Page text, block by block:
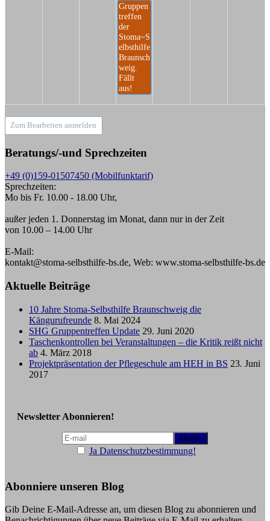
Gruppen
treffen
der
Stoma~S
elbsthilfe
Braunsch
weig.
Fällt
aus!
Zum Bearbeiten anmelden
Beratungs/-und Sprechzeiten
+49 (0)159-01507450 (Mobilfunktarif)
Sprechzeiten:
Mo bis Fr. 10.00 - 18.00 Uhr,
außer jeden 1. Donnerstag im Monat, dann nur in der Zeit
von 10.00 – 14.00 Uhr
E-Mail:
kontakt@stoma-selbsthilfe-bs.de, Web: www.stoma-selbsthilfe-bs.de
Aktuelle Beiträge
10 Jahre Stoma-Selbsthilfe Braunschweig die
Kängurufreunde 8. Mai 2024
SHG Gruppentreffen Update 29. Juni 2020
Taschenkontrollen bei Veranstaltungen – die Kritik reißt nicht
ab 4. März 2018
Projektpräsentation der Pflegeschule am HEH in BS 23. Juni
2017
Newsletter Abonnieren!
Ja Datenschutzbestimmung!
Abonniere unseren Blog
Gib Deine E-Mail-Adresse an, um diesen Blog zu abonnieren und